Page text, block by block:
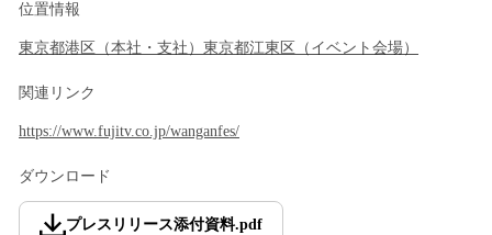
位置情報
東京都港区 （本社・支社 ） 東京都江東区 （ イベント会場）
関連リンク
https://www.fujitv.co.jp/wanganfes/
ダウンロード
プレスリリース添付資料.pdf